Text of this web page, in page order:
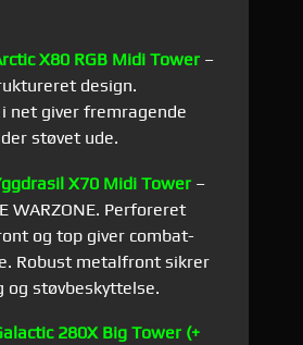
X80 RGB Midi Tower –
design.
net giver fremragende
støvet ude.
X70 Midi Tower –
WARZONE. Perforeret
og ­top giver combat-
Robust metalfront sikrer
og støvbeskyttelse.
280X Big Tower (+